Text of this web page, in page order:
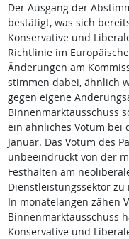
Der Ausgang der
bestätigt, was sich
Konservative und
Richtlinie im
Änderungen am
stimmen dabei, ähnlich
gegen eigene
Binnenmarktausschuss
ein ähnliches Votum bei
Januar. Das Votum des
unbeeindruckt von der
Festhalten am
Dienstleistungssektor
In monatelangen zähen
Binnenmarktausschuss
Konservative und